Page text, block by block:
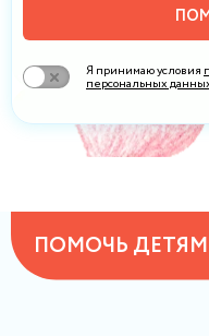
Я принимаю условия
персональных
ПОМОЧЬ ДЕТЯМ